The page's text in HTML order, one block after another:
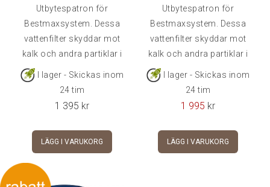
Utbytespatron för
Bestmaxsystem. Dessa
vattenfilter skyddar mot
kalk och andra partiklar i
vattnet som kan skada
din maskin.Bestmax
och förbättrar smaken på
kaffet.OBS: Utbytesfilter,
I lager - Skickas inom
24 tim
1 395 kr
LÄGG I VARUKORG
Utbytespatron för
Bestmaxsystem. Dessa
vattenfilter skyddar mot
kalk och andra partiklar i
vattnet som kan skada
din maskin. Bestmax
och förbättrar smaken på
kaffet.OBS: Utbytesfilter,
I lager - Skickas inom
24 tim
1 995 kr
LÄGG I VARUKORG